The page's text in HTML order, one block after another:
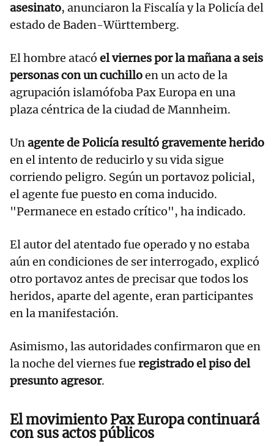
asesinato, anunciaron la Fiscalía y la Policía del
estado de Baden-Württemberg.
El hombre atacó el viernes por la mañana a seis
personas con un cuchilloen un acto de la
agrupación islamófoba Pax Europa en una
plaza céntrica de la ciudad de Mannheim.
Unagente de Policía resultó gravemente herido
en el intento de reducirlo y su vida sigue
corriendo peligro. Según un portavoz policial,
el agente fue puesto en coma inducido.
"Permanece en estado crítico", ha indicado.
El autor del atentado fue operado y no estaba
aún en condiciones de ser interrogado, explicó
otro portavoz antes de precisar que todos los
heridos, aparte del agente, eran participantes
en la manifestación.
Asimismo, las autoridades confirmaron que en
la noche del viernes fue registrado el piso del
presunto agresor.
El movimiento Pax Europa continuará
con sus actos públicos